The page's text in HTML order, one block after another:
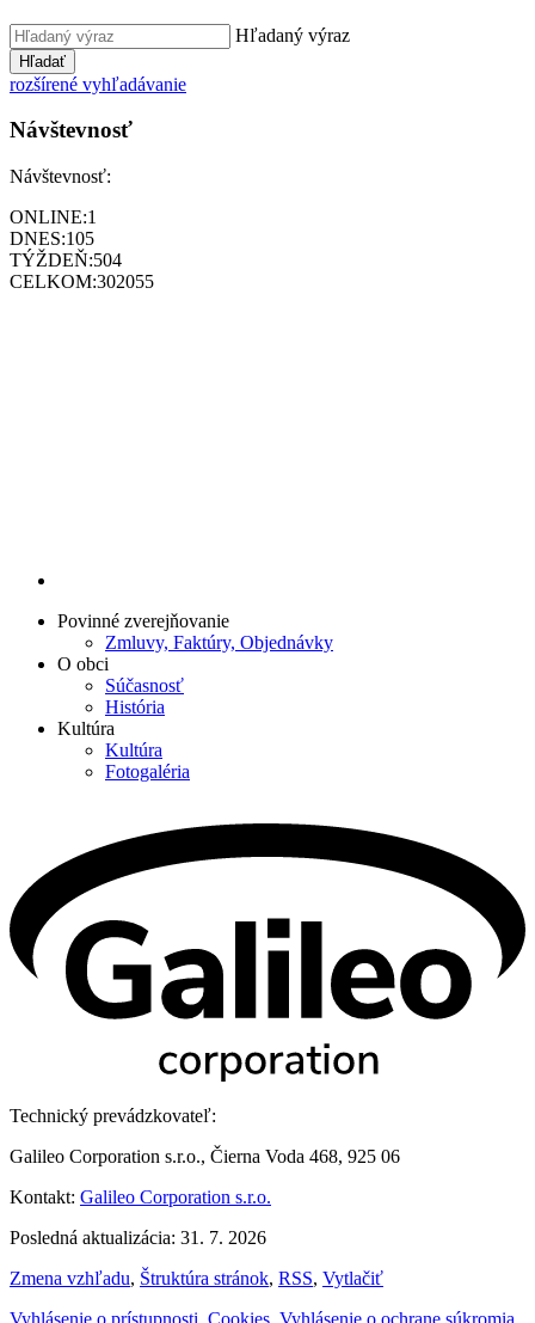
Hľadaný výraz
Hľadať
rozšírené vyhľadávanie
Návštevnosť
Návštevnosť:
ONLINE:1
DNES:105
TÝŽDEŇ:504
CELKOM:302055
Povinné zverejňovanie
Zmluvy, Faktúry, Objednávky
O obci
Súčasnosť
História
Kultúra
Kultúra
Fotogaléria
Technický prevádzkovateľ:
Galileo Corporation s.r.o., Čierna Voda 468, 925 06
Kontakt: Galileo Corporation s.r.o.
Posledná aktualizácia: 31. 7. 2026
Zmena vzhľadu, Štruktúra stránok, RSS, Vytlačiť
Vyhlásenie o prístupnosti Cookies Vyhlásenie o ochrane súkromia